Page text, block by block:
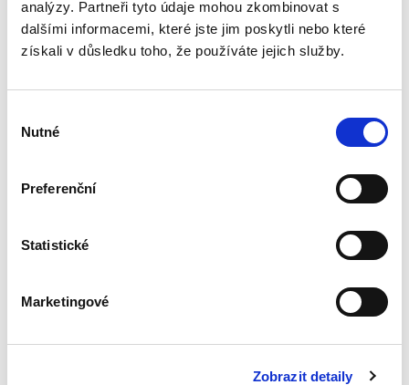
analýzy. Partneři tyto údaje mohou zkombinovat s
dalšími informacemi, které jste jim poskytli nebo které
získali v důsledku toho, že používáte jejich služby.
souhlasu
Nutné
Preferenční
Statistické
Marketingové
Zobrazit detaily
dědic a jeho
vydědění
Iveta Vankátová
opominutí, což jsou témata, která se po přijetí
nového občanského zákoníku v roce 2014 stala